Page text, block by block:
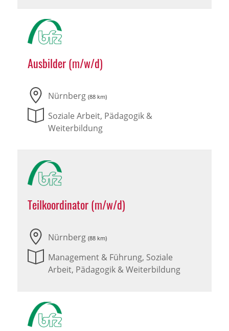
Ausbilder (m/w/d)
Nürnberg (88 km)
Soziale Arbeit, Pädagogik &
Weiterbildung
Teilkoordinator (m/w/d)
Nürnberg (88 km)
Management & Führung, Soziale
Arbeit, Pädagogik & Weiterbildung